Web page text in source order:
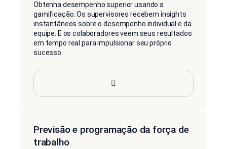
Obtenha desempenho superior usando a
gamificação. Os supervisores recebem insights
instantâneos sobre o desempenho individual e da
equipe. E os colaboradores veem seus resultados
em tempo real para impulsionar seu próprio
sucesso.
Previsão e programação da força de
trabalho